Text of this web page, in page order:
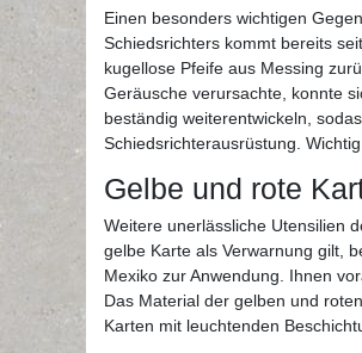
Einen besonders wichtigen
Schiedsrichters kommt bereits
kugellose Pfeife aus Messing
Geräusche verursachte, konnte
beständig weiterentwickeln,
Schiedsrichterausrüstung.
Gelbe und rote
Weitere unerlässliche Utensilien
gelbe Karte als Verwarnung gilt,
Mexiko zur Anwendung. Ihnen
Das Material der gelben und
Karten mit leuchtenden